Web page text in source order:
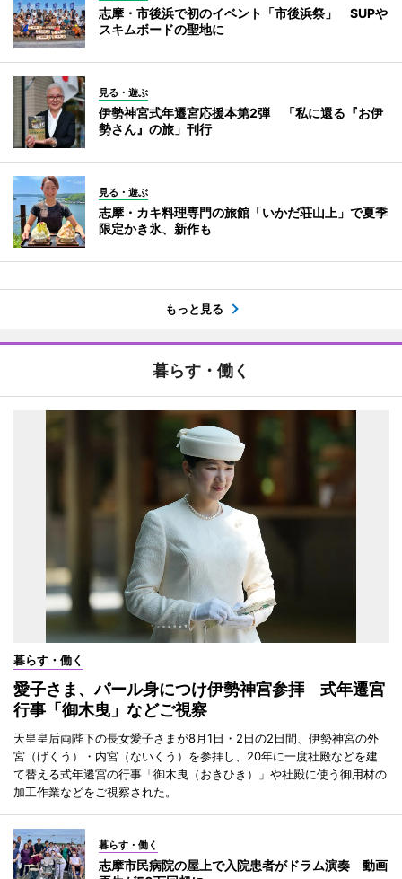
志摩・市後浜で初のイベント「市後浜祭」 SUPや
スキムボードの聖地に
見る・遊ぶ
伊勢神宮式年遷宮応援本第2弾 「私に還る『お伊
勢さん』の旅」刊行
見る・遊ぶ
志摩・カキ料理専門の旅館「いかだ荘山上」で夏季
限定かき氷、新作も
もっと見る
暮らす・働く
暮らす・働く
愛子さま、パール身につけ伊勢神宮参拝 式年遷宮
行事「御木曳」などご視察
天皇皇后両陛下の長女愛子さまが8月1日・2日の2日間、伊勢神宮の外
宮（げくう）・内宮（ないくう）を参拝し、20年に一度社殿などを建
て替える式年遷宮の行事「御木曳（おきひき）」や社殿に使う御用材の
加工作業などをご視察された。
暮らす・働く
志摩市民病院の屋上で入院患者がドラム演奏 動画